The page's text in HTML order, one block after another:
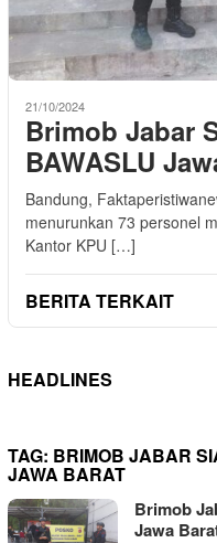
21/10/2024
Brimob Jabar
BAWASLU
Bandung,
menurunkan 73 personel
Kantor KPU […]
BERITA TERKAIT
HEADLINES
TAG: BRIMOB JABAR
JAWA BARAT
Brimob
Jawa